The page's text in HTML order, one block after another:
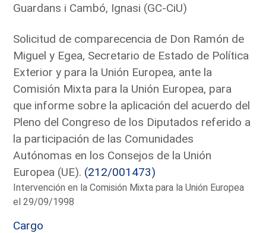
Guardans i Cambó, Ignasi (GC-CiU)
Solicitud de comparecencia de Don Ramón de
Miguel y Egea, Secretario de Estado de Política
Exterior y para la Unión Europea, ante la
Comisión Mixta para la Unión Europea, para
que informe sobre la aplicación del acuerdo del
Pleno del Congreso de los Diputados referido a
la participación de las Comunidades
Autónomas en los Consejos de la Unión
Europea (UE). (212/001473)
Intervención en la Comisión Mixta para la Unión Europea
el 29/09/1998
Cargo